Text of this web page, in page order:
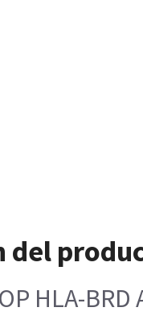
del
HLA-BRD